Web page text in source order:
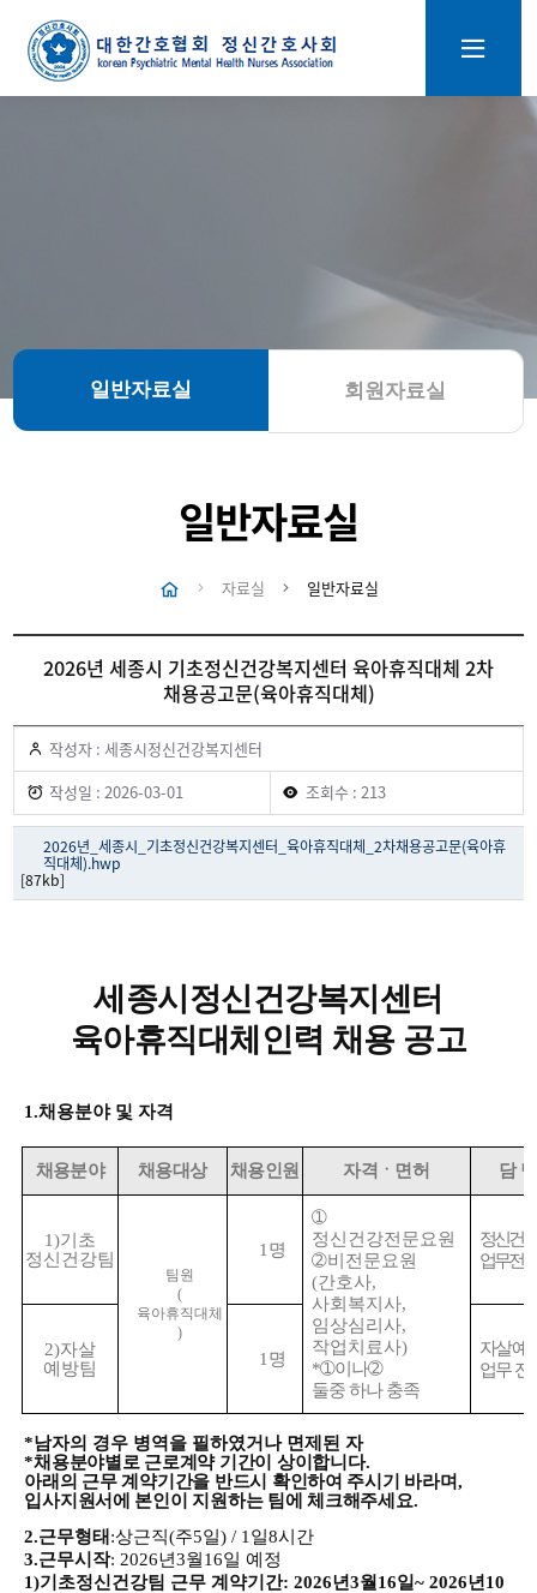
일반자료실 회원자료실
일반자료실
자료실 일반자료실
2026년 세종시 기초정신건강복지센터 육아휴직대체 2차
채용공고문(육아휴직대체)
작성자 : 세종시정신건강복지센터
작성일 : 2026-03-01
조회수 : 213
2026년_세종시_기초정신건강복지센터_육아휴직대체_2차채용공고문(육아휴
직대체).hwp
[87kb]
세종시정신건강복지센터
육아휴직대체인력 채용 공고
1.채용분야 및 자격
채용분야 채용대상 채용인원 자격ㆍ면허 담
1)기초
정신건강팀
팀원
(
육아휴직대체
)
1 명
➀
정신건강전문요원
➁비전문요원
(간호사,
사회복지사,
임상심리사,
작업치료사)
*➀이나➁
둘중 하나 충족
정신건
업무 전반
2)자살
예방팀
1 명
자살예
업무 전
*남자의 경우 병역을 필하였거나 면제된 자
*채용분야별로 근로계약 기간이 상이합니다.
아래의 근무 계약기간을 반드시 확인하여 주시기 바라며,
입사지원서에 본인이 지원하는 팀에 체크해주세요.
2.근무형태 :상근직(주5일) / 1 일8시간
3.근무시작: 2026년3월16일 예정
1)기초정신건강팀 근무 계약기간: 2026년3월 16일~ 2026년 10